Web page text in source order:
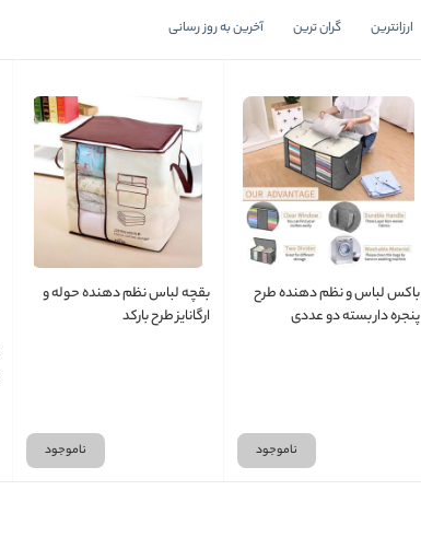
ارزانترین گران ترین آخرین به روز رسانی
باکس لباس و نظم دهنده طرح
پنجره دار بسته دو عددی
ناموجود
بقچه لباس نظم دهنده حوله و
ارگانایز طرح بارکد
ناموجود